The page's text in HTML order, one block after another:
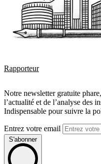
Rapporteur
Notre newsletter gratuite
l’actualité et de l’analyse des
Indispensable pour suivre la
Entrez votre email
S'abonner